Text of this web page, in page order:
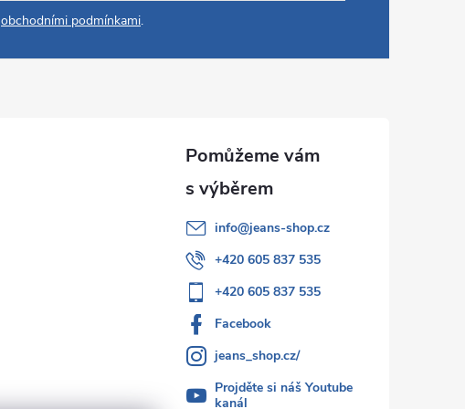
obchodními podmínkami.
info@jeans-shop.cz
+420 605 837 535
+420 605 837 535
Facebook
jeans_shop.cz/
Projděte si náš Youtube
kanál